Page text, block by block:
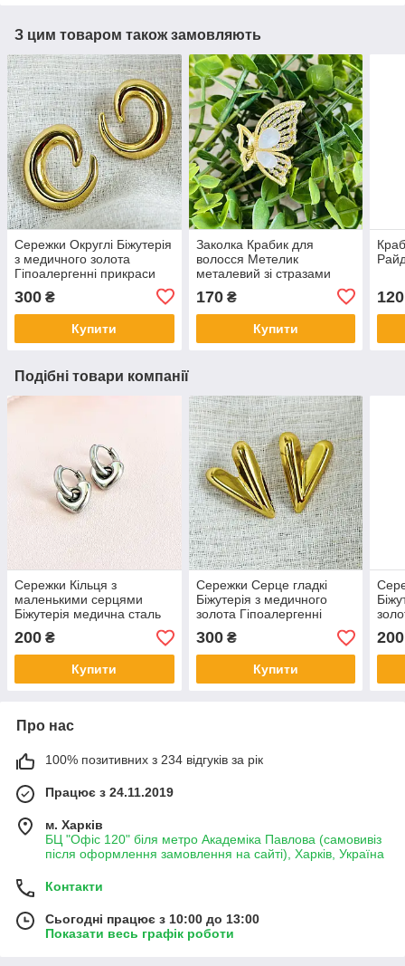
З цим товаром також замовляють
Сережки Округлі Біжутерія
з медичного золота
Гіпоалергенні прикраси
300 ₴
Купити
Заколка Крабик для
волосся Метелик
металевий зі стразами
170₴
Купити
120
Подібні товари компанії
Сережки Кільця з
маленькими серцями
Біжутерія медична сталь
Гіпоалергенні прикраси
200 ₴
Купити
Сережки Серце гладкі
Біжутерія з медичного
золота Гіпоалергенні
прикраси
300₴
Купити
200
Про нас
100% позитивних з 234 відгуків за рік
Працює з 24.11.2019
м. Харків
БЦ "Офіс 120" біля метро Академіка Павлова (самовивіз
після оформлення замовлення на сайті), Харків, Україна
Контакти
Сьогодні працює з 10:00 до 13:00
Показати весь графік роботи